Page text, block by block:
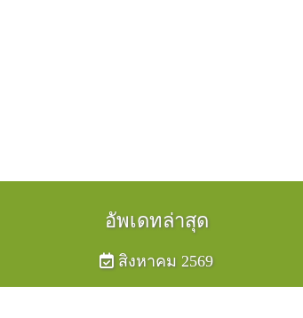
อัพเดทล่าสุด
สิงหาคม 2569